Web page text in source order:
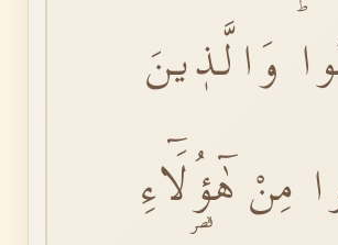
وَالَّذٖينَ
مِنْ هٰٓؤُ۬لَٓاءِ